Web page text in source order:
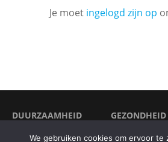
Je moet ingelogd zijn op
DUURZAAMHEID GEZONDHEID
We gebruiken cookies om ervoor